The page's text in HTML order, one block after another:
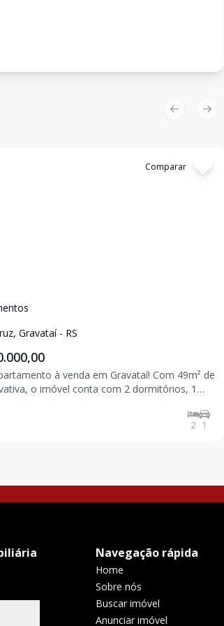
Comparar
Gravataí - RS
à venda em Gravataí! Com 49m² de
o imóvel conta com 2 dormitórios, 1
um espaço funcional e bem aproveitado. O
dispõe de excelente infra
2 1
Previous
Navegação rápida
Home
Sobre nós
Buscar imóvel
Anunciar imóvel